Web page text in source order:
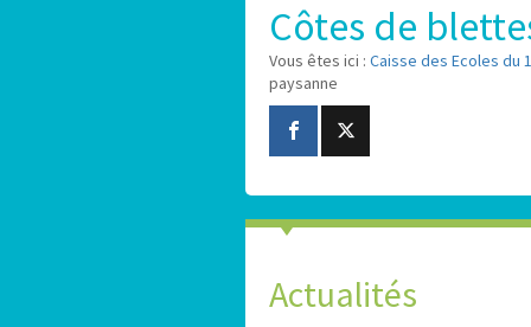
Côtes de
Vous êtes ici : Caisse des Ecoles du
paysanne
Actualités